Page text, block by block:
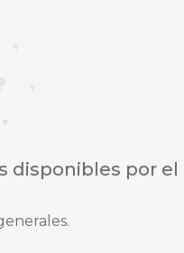
disponibles por el